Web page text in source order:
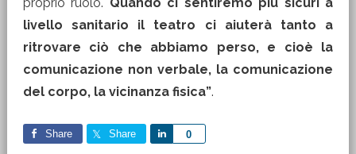
livello sanitario il teatro ci aiuterà tanto a
ritrovare ciò che abbiamo perso, e cioè la
comunicazione non verbale, la comunicazione
del corpo, la vicinanza fisica”.
Share Share 0
Share